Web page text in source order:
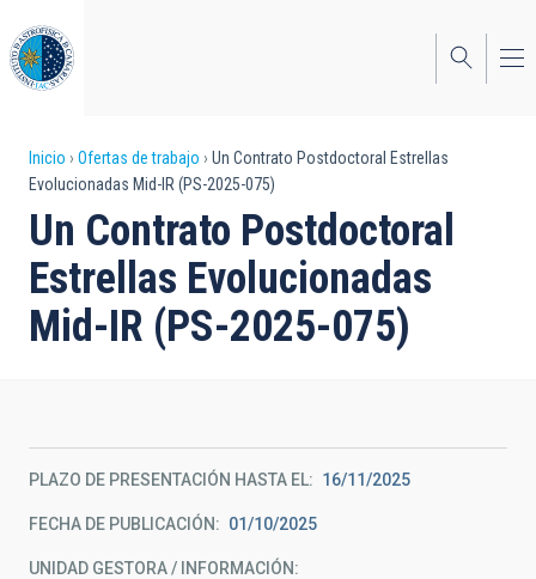
al
contenido
principal
Sobrescribir
enlaces
de
ayuda
a
Inicio Ofertas de trabajo
Un Contrato Postdoctoral Estrellas
Evolucionadas Mid-IR (PS-2025-075)
Un Contrato Postdoctoral
Estrellas Evolucionadas
Mid-IR (PS-2025-075)
PLAZO DE PRESENTACIÓN HASTA EL 16/11/2025
FECHA DE PUBLICACIÓN 01/10/2025
UNIDAD GESTORA / INFORMACIÓN